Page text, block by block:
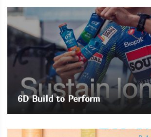
6D Build to Perform